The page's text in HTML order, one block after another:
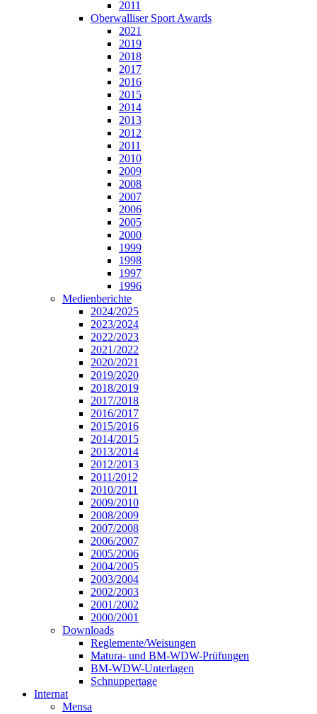
2011
Oberwalliser Sport Awards
2021
2019
2018
2017
2016
2015
2014
2013
2012
2011
2010
2009
2008
2007
2006
2005
2000
1999
1998
1997
1996
Medienberichte
2024/2025
2023/2024
2022/2023
2021/2022
2020/2021
2019/2020
2018/2019
2017/2018
2016/2017
2015/2016
2014/2015
2013/2014
2012/2013
2011/2012
2010/2011
2009/2010
2008/2009
2007/2008
2006/2007
2005/2006
2004/2005
2003/2004
2002/2003
2001/2002
2000/2001
Downloads
Reglemente/Weisungen
Matura- und BM-WDW-Prüfungen
BM-WDW-Unterlagen
Schnuppertage
Internat
Mensa